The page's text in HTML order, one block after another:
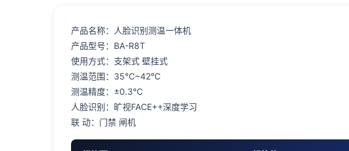
产品名称：人脸识别测温一体机
产品型号：BA-R8T
使用方式：支架式 壁挂式
测温范围：35℃~42℃
测温精度：±0.3℃
人脸识别：旷视FACE++深度学习
联 动：门禁 闸机